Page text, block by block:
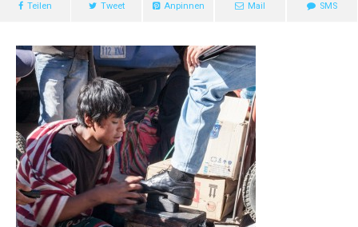
Teilen Tweet Anpinnen Mail SMS